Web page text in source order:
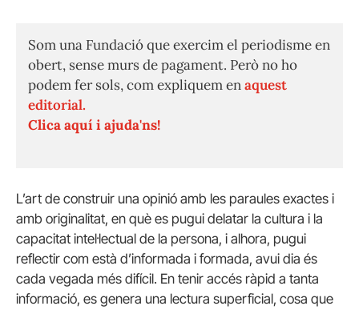
Som una Fundació que exercim el periodisme en
obert, sense murs de pagament. Però no ho
podem fer sols, com expliquem enaquest
editorial.
Clica aquí i ajuda'ns!
L’art de construir una opinió amb les paraules exactes i
amb originalitat, en què es pugui delatar la cultura i la
capacitat intel·lectual de la persona, i alhora, pugui
reflectir com està d’informada i formada, avui dia és
cada vegada més difícil. En tenir accés ràpid a tanta
informació, es genera una lectura superficial, cosa que